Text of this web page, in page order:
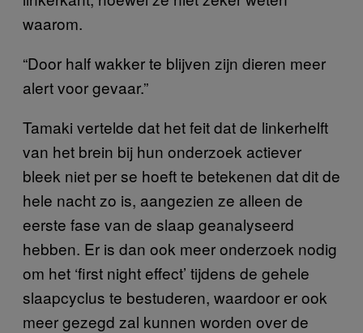
waarom.
“Door half wakker te blijven zijn dieren meer
alert voor gevaar.”
Tamaki vertelde dat het feit dat de linkerhelft
van het brein bij hun onderzoek actiever
bleek niet per se hoeft te betekenen dat dit de
hele nacht zo is, aangezien ze alleen de
eerste fase van de slaap geanalyseerd
hebben. Er is dan ook meer onderzoek nodig
om het ‘first night effect’ tijdens de gehele
slaapcyclus te bestuderen, waardoor er ook
meer gezegd zal kunnen worden over de